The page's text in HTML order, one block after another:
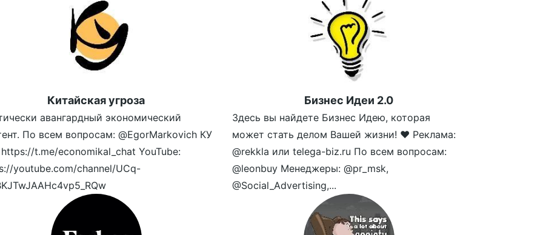
Китайская угроза
авангардный экономический
По всем вопросам: @EgorMarkovich КУ
https://t.me/economikal_chat YouTube:
youtube.com/channel/UCq-
Бизнес Идеи 2.0
Здесь вы найдете Бизнес Идею, которая
может стать делом Вашей жизни! ❤️ Реклама:
@rekkla или telega-biz.ru По всем вопросам:
@leonbuy Менеджеры: @pr_msk,
@Social_Advertising,...